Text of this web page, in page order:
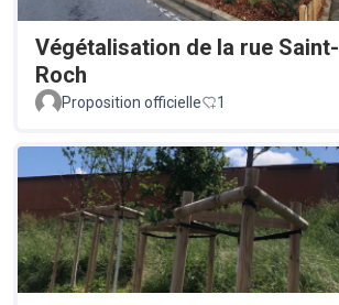
Végétalisation de la rue Saint-
Roch
Proposition officielle 1